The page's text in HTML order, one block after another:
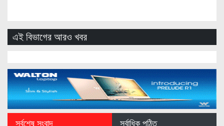
এই বিভাগের আরও খবর
সর্বশেষ সংবাদ সর্বাধিক পঠিত